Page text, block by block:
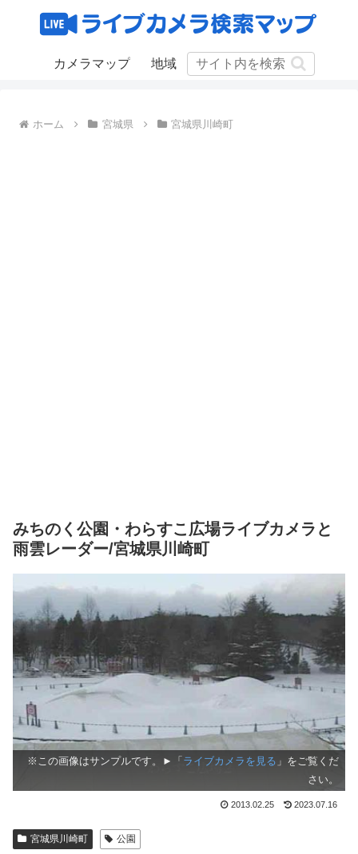
カメラマップ 地域
ホーム 宮城県 宮城県川崎町
みちのく公園・わらすこ広場ライブカメラと
雨雲レーダー/宮城県川崎町
※この画像はサンプルです。►「 ライブカメラを見る 」をご覧くだ
さい。
2013.02.25 2023.07.16
宮城県川崎町 公園